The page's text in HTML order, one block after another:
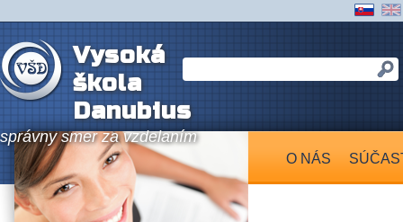
Vysoká
škola
Danubius
správny smer za vzdelaním
O NÁS